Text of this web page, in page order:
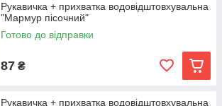
Рукавичка + прихватка водовідштовхувальна
"Мармур пісочний"
Готово до відправки
87 ₴
Рукавичка + прихватка водовідштовхувальна